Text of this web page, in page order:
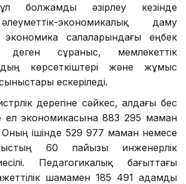
болжамды әзірлеу кезінде
экономикалық даму
экономика салаларындағы еңбек
деген сұраныс, мемлекеттік
көрсеткіштері және жұмыс
ескеріледі.
дерегіне сәйкес, алдағы бес
ел экономикасына 883 295 маман
ішінде 529 977 маман немесе
60 пайызы инженерлік
Педагогикалық бағыттағы
шамамен 185 491 адамды